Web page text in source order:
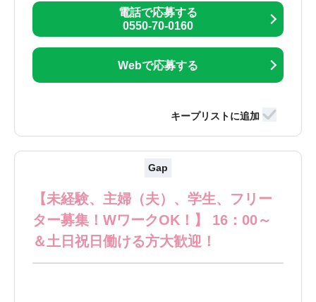
電話で応募する
0550-70-0160
Webで応募する
Gap
【未経験、主婦（夫）、学生、フリー
ター募集！WワークOK！】 16：00～
＆土日祝日働ける方大歓迎！